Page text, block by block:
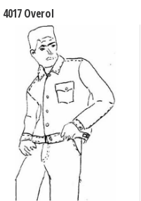
4017 Overol